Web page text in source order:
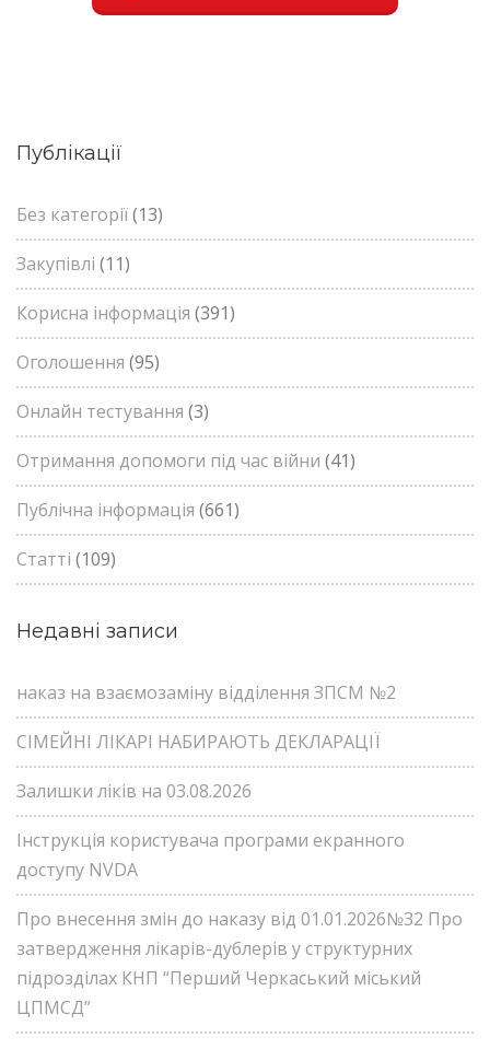
Публікації
Без категорії(13)
Закупівлі (11)
Корисна інформація (391)
Оголошення (95)
Онлайн тестування (3)
Отримання допомоги під час війни (41)
Публічна інформація (661)
Статті (109)
Недавні записи
наказ на взаємозаміну відділення ЗПСМ №2
СІМЕЙНІ ЛІКАРІ НАБИРАЮТЬ ДЕКЛАРАЦІЇ
Залишки ліків на 03.08.2026
Інструкція користувача програми екранного
доступу NVDA
Про внесення змін до наказу від 01.01.2026№32 Про
затвердження лікарів-дублерів у структурних
підрозділах КНП “Перший Черкаський міський
ЦПМСД”